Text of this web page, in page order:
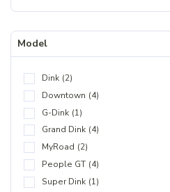
Model
Dink (2)
Downtown (4)
G-Dink (1)
Grand Dink (4)
MyRoad (2)
People GT (4)
Super Dink (1)